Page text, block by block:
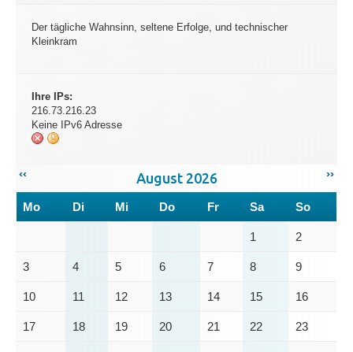
Der tägliche Wahnsinn, seltene Erfolge, und technischer
Kleinkram
Ihre IPs:
216.73.216.23
Keine IPv6 Adresse
‹‹ ››
August 2026
Mo Di Mi Do Fr Sa So
1 2
3 4 5 6 7 8 9
10 11 12 13 14 15 16
17 18 19 20 21 22 23